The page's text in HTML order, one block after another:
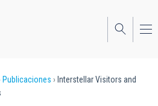
Publicaciones
Interstellar Visitors and